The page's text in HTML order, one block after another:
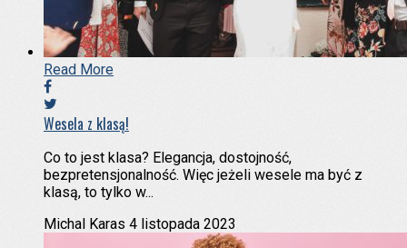
Read More
Wesela z klasą!
Co to jest klasa? Elegancja, dostojność,
bezpretensjonalność. Więc jeżeli wesele ma być z
klasą, to tylko w...
Michal Karas 4 listopada 2023